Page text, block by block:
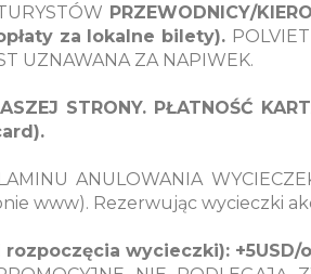
PRZEWODNICY/
za lokalne bilety).
UZNAWANA ZA NAPIWEK.
STRONY. PŁATNOŚĆ
ANULOWANIA
www). Rezerwując wycieczki
rozpoczęcia wycieczki): +5USD/